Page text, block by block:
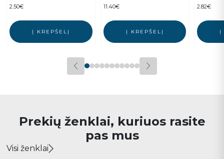
2.50€
Į KREPŠELĮ
11.40€
Į KREPŠELĮ
2.82€
Į
Prekių ženklai, kuriuos rasite
pas mus
Visi ženklai